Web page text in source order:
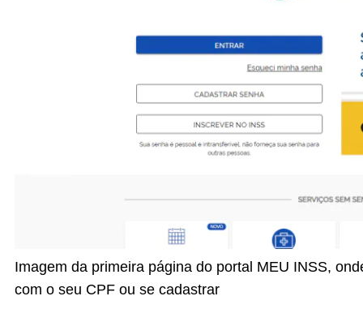
Imagem da primeira página do portal MEU INSS,
com o seu CPF ou se cadastrar